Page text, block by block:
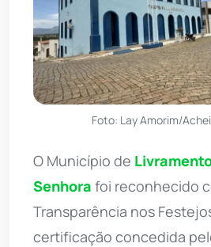
Foto: Lay Amorim/
O Município de
Senhora foi reconhecido
Transparência nos
certificação concedida